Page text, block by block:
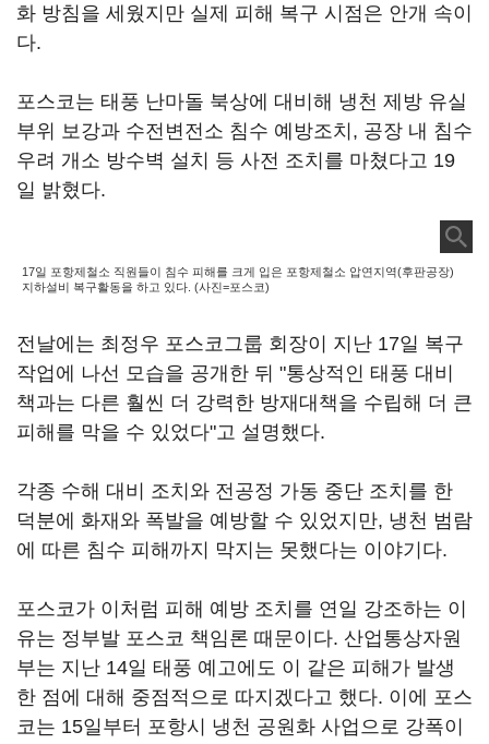
화 방침을 세웠지만 실제 피해 복구 시점은 안개 속이
다.
포스코는 태풍 난마돌 북상에 대비해 냉천 제방 유실
부위 보강과 수전변전소 침수 예방조치, 공장 내 침수
우려 개소 방수벽 설치 등 사전 조치를 마쳤다고 19
일 밝혔다.
17일 포항제철소 직원들이 침수 피해를 크게 입은 포항제철소 압연지역(후판공장)
지하설비 복구활동을 하고 있다. (사진=포스코)
전날에는 최정우 포스코그룹 회장이 지난 17일 복구
작업에 나선 모습을 공개한 뒤 "통상적인 태풍 대비
책과는 다른 훨씬 더 강력한 방재대책을 수립해 더 큰
피해를 막을 수 있었다"고 설명했다.
각종 수해 대비 조치와 전공정 가동 중단 조치를 한
덕분에 화재와 폭발을 예방할 수 있었지만, 냉천 범람
에 따른 침수 피해까지 막지는 못했다는 이야기다.
포스코가 이처럼 피해 예방 조치를 연일 강조하는 이
유는 정부발 포스코 책임론 때문이다. 산업통상자원
부는 지난 14일 태풍 예고에도 이 같은 피해가 발생
한 점에 대해 중점적으로 따지겠다고 했다. 이에 포스
코는 15일부터 포항시 냉천 공원화 사업으로 강폭이